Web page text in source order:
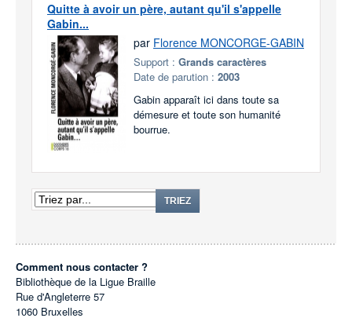
Quitte à avoir un père, autant qu'il s'appelle
Gabin...
par Florence MONCORGE-GABIN
Support : Grands caractères
Date de parution : 2003
Gabin apparaît ici dans toute sa
démesure et toute son humanité
bourrue.
TRIEZ
Comment nous contacter ?
Bibliothèque de la Ligue Braille
Rue d'Angleterre 57
1060 Bruxelles